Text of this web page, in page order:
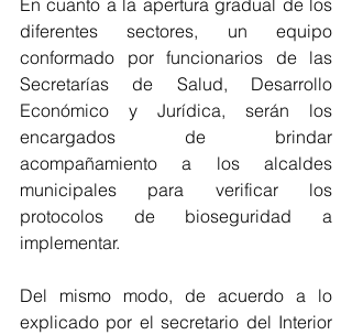
En cuanto a la apertura gradual de los
diferentes sectores, un equipo
conformado por funcionarios de las
Secretarías de Salud, Desarrollo
Económico y Jurídica, serán los
encargados de brindar
acompañamiento a los alcaldes
municipales para verificar los
protocolos de bioseguridad a
implementar.
Del mismo modo, de acuerdo a lo
explicado por el secretario del Interior